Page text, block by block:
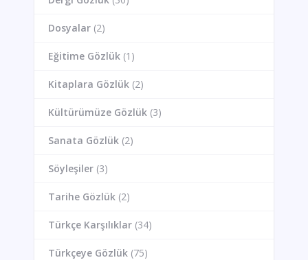
Dosyalar(2)
Eğitime Gözlük(1)
Kitaplara Gözlük(2)
Kültürümüze Gözlük(3)
Sanata Gözlük(2)
Söyleşiler(3)
Tarihe Gözlük(2)
Türkçe Karşılıklar(34)
Türkçeye Gözlük(75)